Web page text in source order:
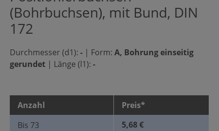
(Bohrbuchsen), mit Bund, DIN
172
Durchmesser (d1): - | Form: A, Bohrung einseitig
gerundet | Länge (l1): -
Anzahl
Preis*
Bis 73
5,68 €